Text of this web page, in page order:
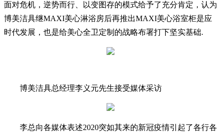
面对危机，逆势而行、以变图存的模式给予了充分肯定，认为
博美洁具继MAXI美心淋浴房后再推出MAXI美心浴室柜是应
时代发展，也是给美心全卫定制的战略布署打下坚实基础.
博美洁具总经理李义元先生接受媒体采访
李总向各媒体表述2020突如其来的新冠疫情引起了各行各